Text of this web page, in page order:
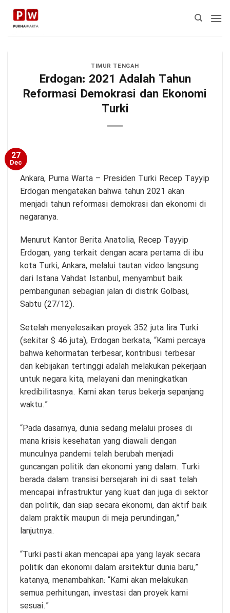
Skip
content
TIMUR TENGAH
Erdogan: 2021 Adalah Tahun
Reformasi Demokrasi dan Ekonomi
Turki
27
Dec
Ankara, Purna Warta – Presiden Turki Recep Tayyip
Erdogan mengatakan bahwa tahun 2021 akan
menjadi tahun reformasi demokrasi dan ekonomi di
negaranya.
Menurut Kantor Berita Anatolia, Recep Tayyip
Erdogan, yang terkait dengan acara pertama di ibu
kota Turki, Ankara, melalui tautan video langsung
dari Istana Vahdat Istanbul, menyambut baik
pembangunan sebagian jalan di distrik Golbasi,
Sabtu (27/12).
Setelah menyelesaikan proyek 352 juta lira Turki
(sekitar $ 46 juta), Erdogan berkata, “Kami percaya
bahwa kehormatan terbesar, kontribusi terbesar
dan kebijakan tertinggi adalah melakukan pekerjaan
untuk negara kita, melayani dan meningkatkan
kredibilitasnya. Kami akan terus bekerja sepanjang
waktu.”
“Pada dasarnya, dunia sedang melalui proses di
mana krisis kesehatan yang diawali dengan
munculnya pandemi telah berubah menjadi
guncangan politik dan ekonomi yang dalam. Turki
berada dalam transisi bersejarah ini di saat telah
mencapai infrastruktur yang kuat dan juga di sektor
dan politik, dan siap secara ekonomi, dan aktif baik
dalam praktik maupun di meja perundingan,”
lanjutnya.
“Turki pasti akan mencapai apa yang layak secara
politik dan ekonomi dalam arsitektur dunia baru,”
katanya, menambahkan: “Kami akan melakukan
semua perhitungan, investasi dan proyek kami
sesuai.”